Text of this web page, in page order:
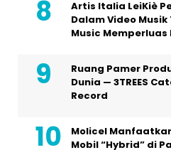
Artis Italia LeiKiè
Dalam Video
Music Memperluas
Ruang Pamer
Dunia — 3TREES
Record
Molicel
Mobil “Hybrid” di